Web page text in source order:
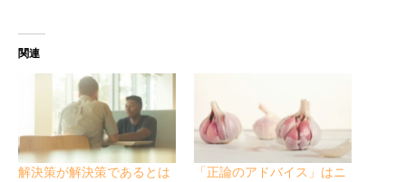
関連
解決策が解決策であるとは
「正論のアドバイス」はニ